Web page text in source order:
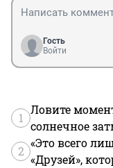
Гость
Войти
1
Ловите
солнечное
2
«Это всего
«Друзей»,